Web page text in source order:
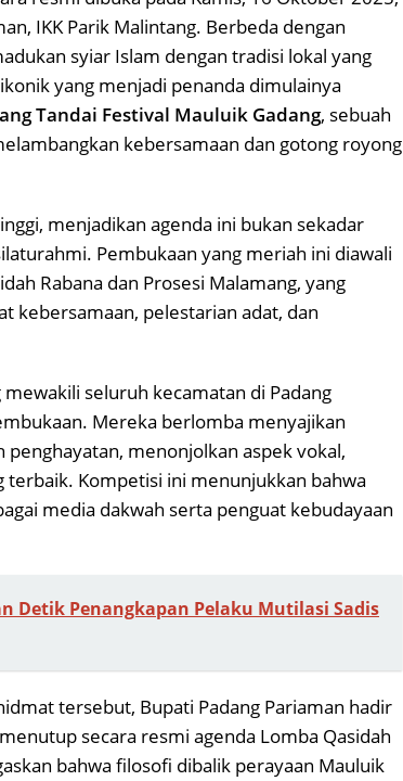
IKK Parik Malintang. Berbeda dengan
syiar Islam dengan tradisi lokal yang
yang menjadi penanda dimulainya
Tandai Festival Mauluik Gadang, sebuah
kebersamaan dan gotong royong
menjadikan agenda ini bukan sekadar
Pembukaan yang meriah ini diawali
Rabana dan Prosesi Malamang, yang
kebersamaan, pelestarian adat, dan
seluruh kecamatan di Padang
Mereka berlomba menyajikan
menonjolkan aspek vokal,
Kompetisi ini menunjukkan bahwa
media dakwah serta penguat kebudayaan
Detik Penangkapan Pelaku Mutilasi Sadis
tersebut, Bupati Padang Pariaman hadir
secara resmi agenda Lomba Qasidah
bahwa filosofi dibalik perayaan Mauluik